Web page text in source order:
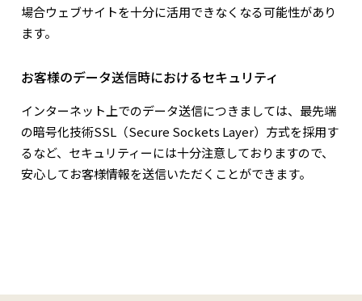
場合ウェブサイトを十分に活用できなくなる可能性があり
ます。
お客様のデータ送信時におけるセキュリティ
インターネット上でのデータ送信につきましては、最先端
の暗号化技術SSL（Secure Sockets Layer）方式を採用す
るなど、セキュリティーには十分注意しておりますので、
安心してお客様情報を送信いただくことができます。